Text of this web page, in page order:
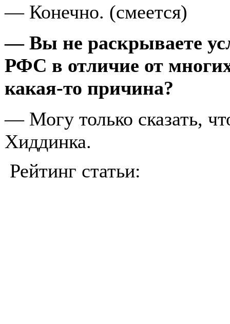
— Конечно. (смеется)
— Вы не раскрываете
РФС в отличие от
какая-то причина?
— Могу только сказать,
Хиддинка.
Рейтинг статьи: